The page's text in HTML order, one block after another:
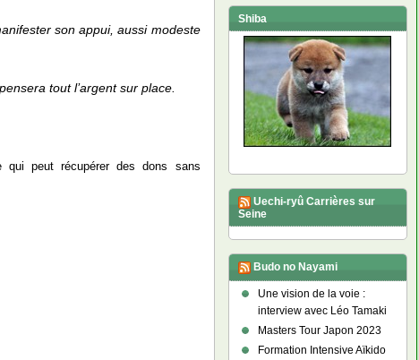
son appui, aussi modeste
tout l’argent sur place.
qui peut récupérer des dons sans
Shiba
Uechi-ryû Carrières sur
Seine
Budo no Nayami
Une vision de la voie :
interview avec Léo Tamaki
Masters Tour Japon 2023
Formation Intensive Aïkido